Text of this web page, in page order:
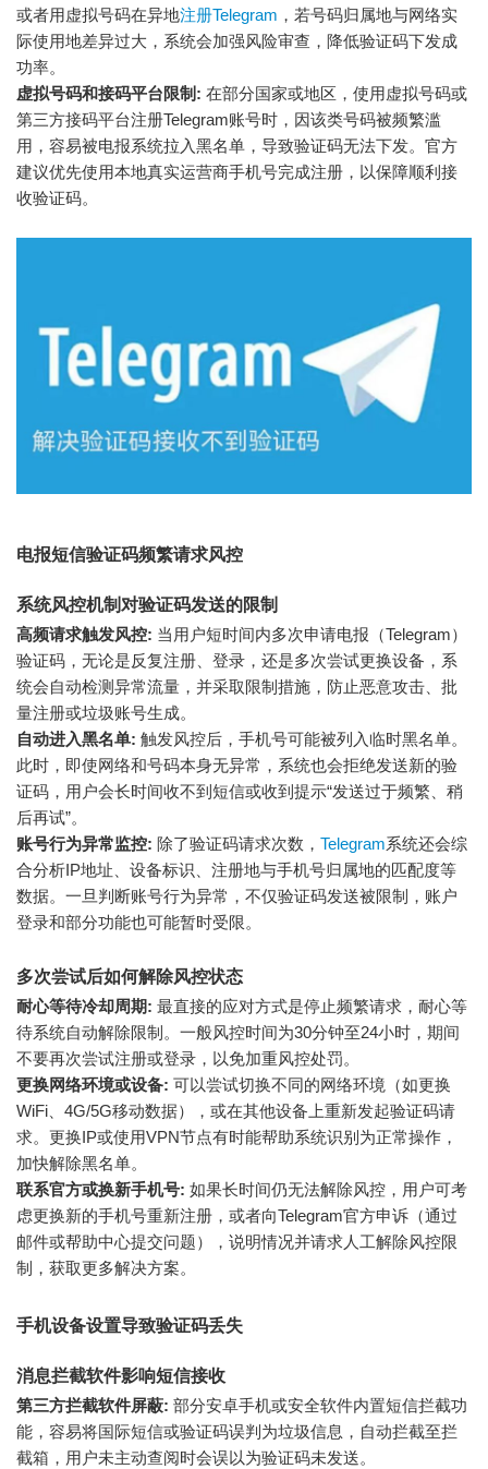
或者用虚拟号码在异地注册Telegram ，若号码归属地与网络实
际使用地差异过大，系统会加强风险审查，降低验证码下发成
功率。
虚拟号码和接码平台限制: 在部分国家或地区，使用虚拟号码或
第三方接码平台注册Telegram账号时，因该类号码被频繁滥
用，容易被电报系统拉入黑名单，导致验证码无法下发。官方
建议优先使用本地真实运营商手机号完成注册，以保障顺利接
收验证码。
电报短信验证码频繁请求风控
系统风控机制对验证码发送的限制
高频请求触发风控: 当用户短时间内多次申请电报（Telegram）
验证码，无论是反复注册、登录，还是多次尝试更换设备，系
统会自动检测异常流量，并采取限制措施，防止恶意攻击、批
量注册或垃圾账号生成。
自动进入黑名单: 触发风控后，手机号可能被列入临时黑名单。
此时，即使网络和号码本身无异常，系统也会拒绝发送新的验
证码，用户会长时间收不到短信或收到提示“发送过于频繁、稍
后再试”。
账号行为异常监控: 除了验证码请求次数， Telegram系统还会综
合分析IP地址、设备标识、注册地与手机号归属地的匹配度等
数据。一旦判断账号行为异常，不仅验证码发送被限制，账户
登录和部分功能也可能暂时受限。
多次尝试后如何解除风控状态
耐心等待冷却周期: 最直接的应对方式是停止频繁请求，耐心等
待系统自动解除限制。一般风控时间为30分钟至24小时，期间
不要再次尝试注册或登录，以免加重风控处罚。
更换网络环境或设备: 可以尝试切换不同的网络环境（如更换
WiFi、4G/5G移动数据），或在其他设备上重新发起验证码请
求。更换IP或使用VPN节点有时能帮助系统识别为正常操作，
加快解除黑名单。
联系官方或换新手机号: 如果长时间仍无法解除风控，用户可考
虑更换新的手机号重新注册，或者向Telegram官方申诉（通过
邮件或帮助中心提交问题），说明情况并请求人工解除风控限
制，获取更多解决方案。
手机设备设置导致验证码丢失
消息拦截软件影响短信接收
第三方拦截软件屏蔽: 部分安卓手机或安全软件内置短信拦截功
能，容易将国际短信或验证码误判为垃圾信息，自动拦截至拦
截箱，用户未主动查阅时会误以为验证码未发送。